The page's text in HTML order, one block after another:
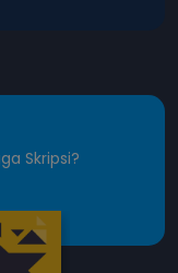
Skripsi?